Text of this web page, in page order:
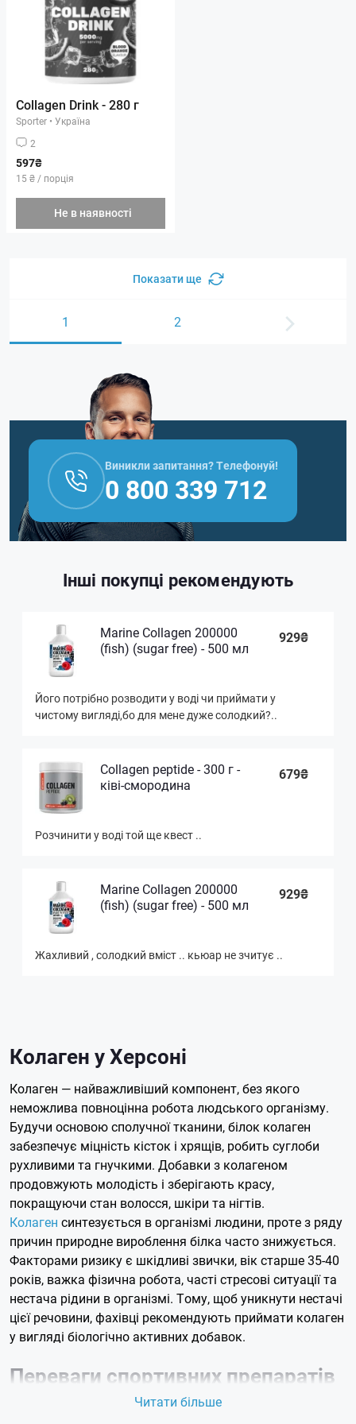
Collagen Drink - 280 г
Sporter • Україна
2
597₴
15 ₴ / порція
Не в наявності
Показати ще
1 2
Виникли запитання? Телефонуй!
0 800 339 712
Інші покупці рекомендують
Marine Collagen 200000
(fish) (sugar free) - 500 мл
929₴
Його потрібно розводити у воді чи приймати у
чистому вигляді,бо для мене дуже солодкий?..
Collagen peptide - 300 г -
ківі-смородина
679₴
Розчинити у воді той ще квест ..
Marine Collagen 200000
(fish) (sugar free) - 500 мл
929₴
Жахливий , солодкий вміст .. кьюар не зчитує ..
Колаген у Херсоні
Колаген — найважливіший компонент, без якого
неможлива повноцінна робота людського організму.
Будучи основою сполучної тканини, білок колаген
забезпечує міцність кісток і хрящів, робить суглоби
рухливими та гнучкими. Добавки з колагеном
продовжують молодість і зберігають красу,
покращуючи стан волосся, шкіри та нігтів.
Колаген синтезується в організмі людини, проте з ряду
причин природне вироблення білка часто знижується.
Факторами ризику є шкідливі звички, вік старше 35-40
років, важка фізична робота, часті стресові ситуації та
нестача рідини в організмі. Тому, щоб уникнути нестачі
цієї речовини, фахівці рекомендують приймати колаген
у вигляді біологічно активних добавок.
Переваги спортивних препаратів
Читати більше